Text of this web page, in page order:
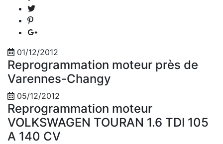
01/12/2012
Reprogrammation moteur près de
Varennes-Changy
05/12/2012
Reprogrammation moteur
VOLKSWAGEN TOURAN 1.6 TDI 105
A 140 CV